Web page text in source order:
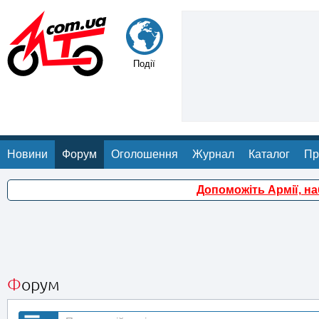
Події
Новини Форум Оголошення Журнал Каталог
Допоможіть Армії,
Форум